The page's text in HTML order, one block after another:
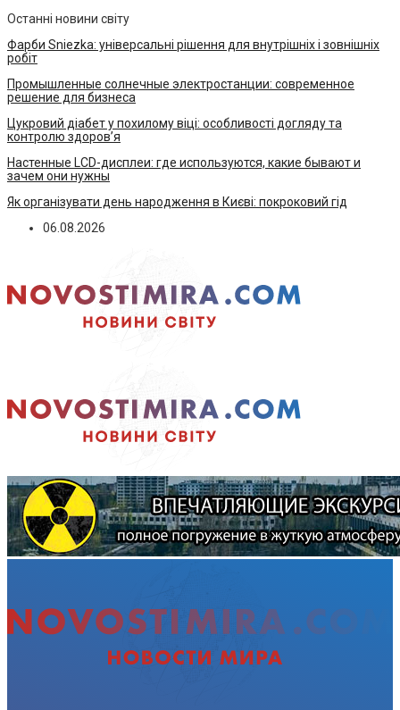
Останні новини світу
Фарби Sniezka: універсальні рішення для внутрішніх і зовнішніх
робіт
Промышленные солнечные электростанции: современное
решение для бизнеса
Цукровий діабет у похилому віці: особливості догляду та
контролю здоров’я
Настенные LCD-дисплеи: где используются, какие бывают и
зачем они нужны
Як організувати день народження в Києві: покроковий гід
06.08.2026